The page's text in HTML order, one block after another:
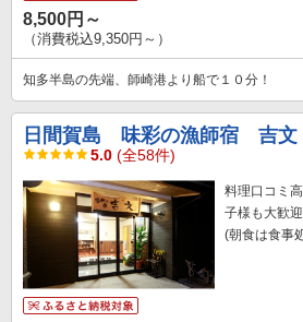
8,500円～
（消費税込9,350円～）
知多半島の先端、師崎港より船で１０分！
日間賀島 味彩の漁師宿 吉文
5.0 (全58件)
料理口コミ
子様も大歓
(朝食は食事